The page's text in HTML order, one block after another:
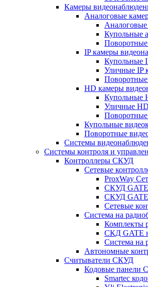
Камеры
Аналоговые
Купольные
IP камеры
Купольные
Уличные IP
HD камеры
Купольные
Уличные
Купольные
Поворотные
Системы
Системы контроля и
Контроллеры СКУД
Сетевые
ProxWay
СКУД GATE
СКУД
Сетевые
Система на
Комплекты
СКД GATE
Система на
Автономные
Считыватели СКУД
Кодовые панели
Smartec